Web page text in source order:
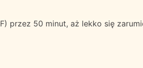
przez 50 minut, aż lekko się